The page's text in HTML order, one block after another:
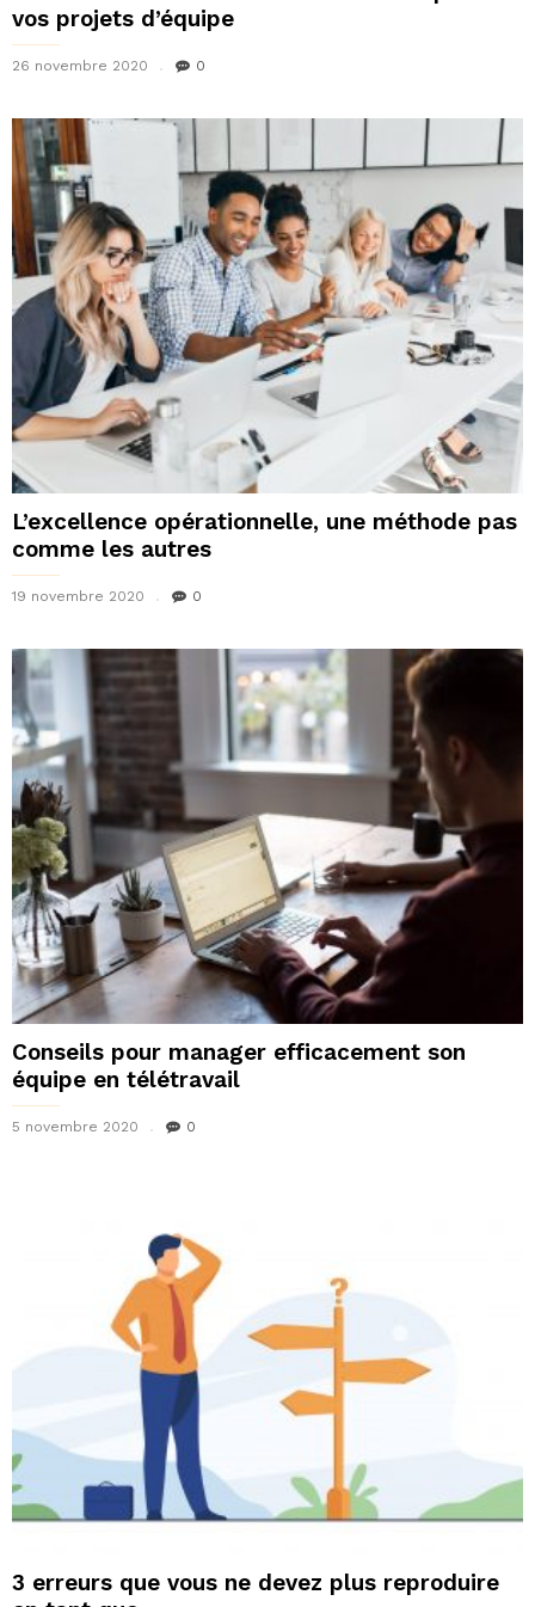
vos projets d’équipe
26 novembre 2020 0
L’excellence opérationnelle, une méthode pas
comme les autres
19 novembre 2020 0
Conseils pour manager efficacement son
équipe en télétravail
5 novembre 2020 0
3 erreurs que vous ne devez plus reproduire